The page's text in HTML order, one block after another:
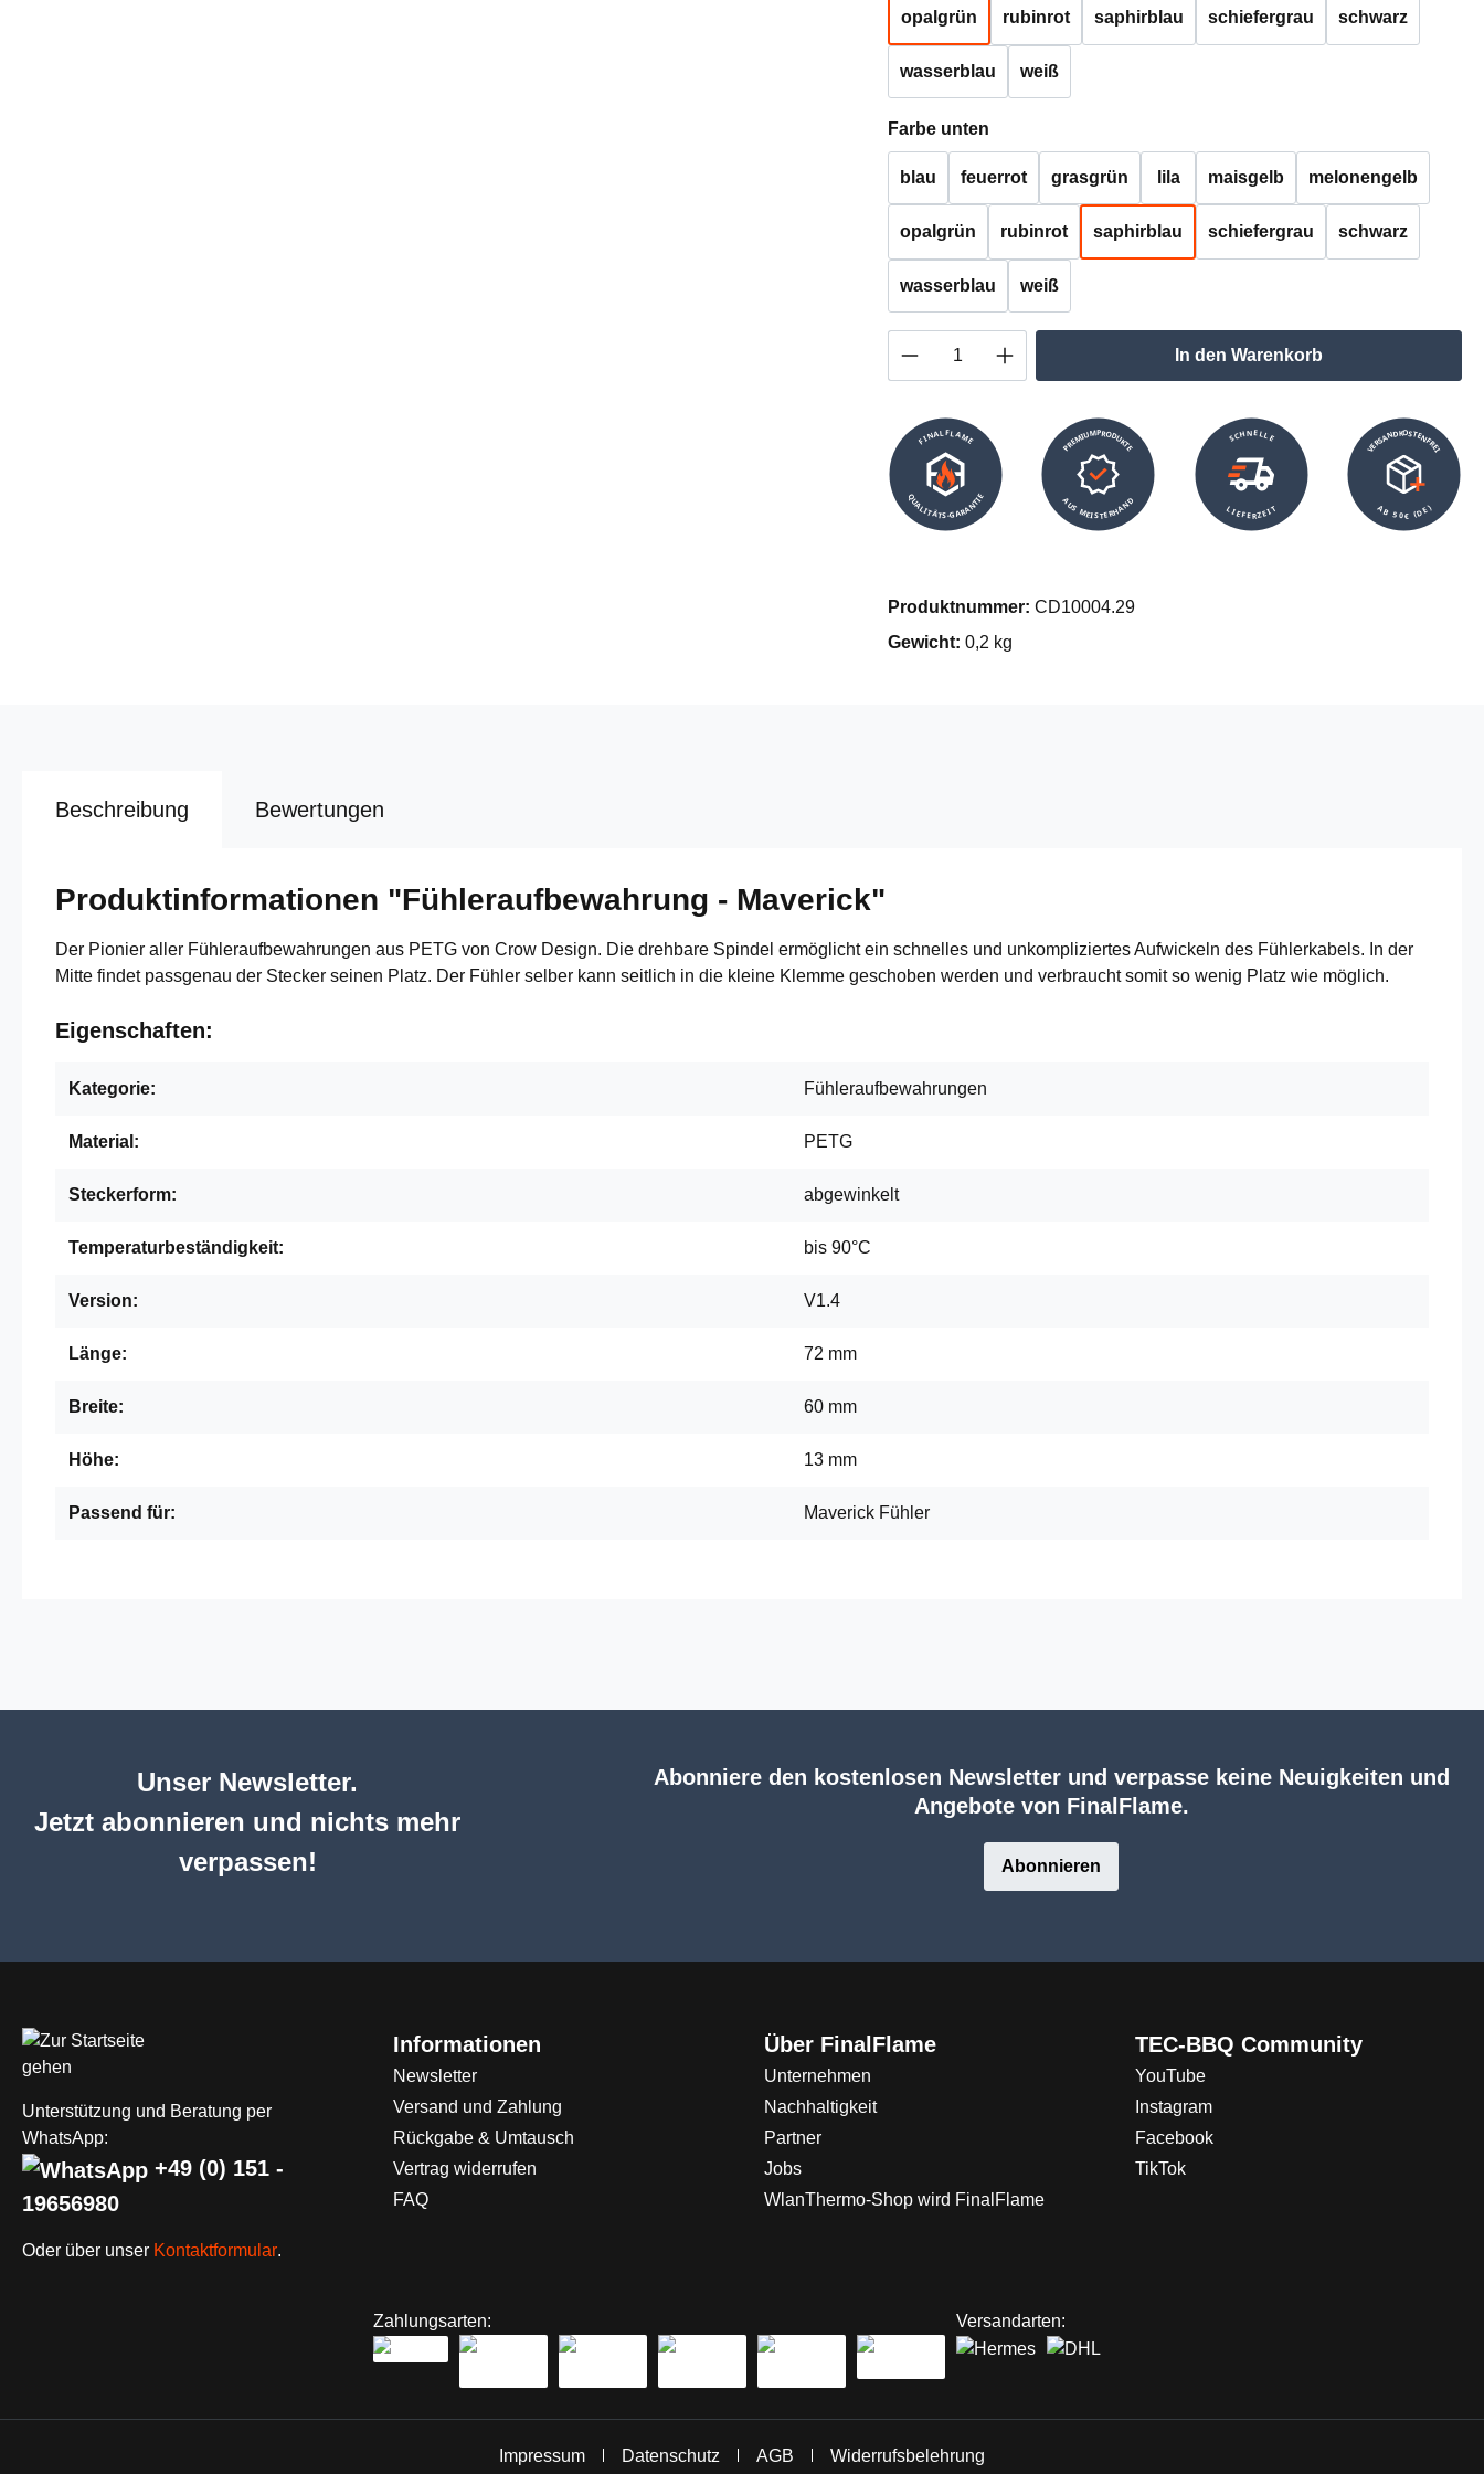
opalgrün rubinrot saphirblau schiefergrau schwarz
wasserblau weiß
Farbe unten
blau feuerrot grasgrün lila maisgelb melonengelb
opalgrün rubinrot saphirblau schiefergrau schwarz
wasserblau weiß
Produkt Anzahl: Gib den gewünschten Wert ein
In den Warenkorb
FINALFLAME
QUALITÄTS-GARANTIE
PREMIUMPRODUKTE
AUS MEISTERHAND
SCHNELLE
LIEFERZEIT
VERSANDKOSTENFREI
AB 50€ (DE)
Produktnummer: CD10004.29
Gewicht: 0,2 kg
Beschreibung Bewertungen
Produktinformationen "Fühleraufbewahrung - Maverick"
Der Pionier aller Fühleraufbewahrungen aus PETG von Crow Design. Die drehbare Spindel ermöglicht ein schnelles und unkompliziertes Aufwickeln des Fühlerkabels. In der
Mitte findet passgenau der Stecker seinen Platz. Der Fühler selber kann seitlich in die kleine Klemme geschoben werden und verbraucht somit so wenig Platz wie möglich.
Eigenschaften:
Kategorie: Fühleraufbewahrungen
Material: PETG
Steckerform: abgewinkelt
Temperaturbeständigkeit: bis 90°C
Version: V1.4
Länge: 72 mm
Breite: 60 mm
Höhe: 13 mm
Passend für: Maverick Fühler
Unser Newsletter.
Jetzt abonnieren und nichts mehr
verpassen!
Abonniere den kostenlosen Newsletter und verpasse keine Neuigkeiten und
Angebote von FinalFlame.
Abonnieren
Unterstützung und Beratung per
WhatsApp:
+49 (0) 151 -
19656980
Oder über unser Kontaktformular.
Informationen
Newsletter
Versand und Zahlung
Rückgabe & Umtausch
Vertrag widerrufen
FAQ
Über FinalFlame
Unternehmen
Nachhaltigkeit
Partner
Jobs
WlanThermo-Shop wird FinalFlame
TEC-BBQ Community
YouTube
Instagram
Facebook
TikTok
Zahlungsarten: Versandarten:
Impressum Datenschutz AGB Widerrufsbelehrung